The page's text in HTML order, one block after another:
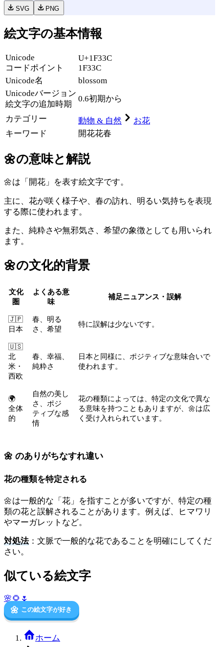
SVG PNG
絵文字の基本情報
Unicode
コードポイント
U+1F33C
1F33C
Unicode名
blossom
Unicodeバージョン
絵文字の追加時期
0.6初期から
カテゴリー 動物 & 自然
お花
キーワード
開花花春
🌼の意味と解説
🌼は「開花」を表す絵文字です。
主に、花が咲く様子や、春の訪れ、明るい気持ちを表現
する際に使われます。
また、純粋さや無邪気さ、希望の象徴としても用いられ
ます。
🌼の文化的背景
文化
圏
よくある意
味
補足ニュアンス・誤解
🇯🇵
日本
春、明る
さ、希望
特に誤解は少ないです。
🇺🇸
北
米・
西欧
春、幸福、
純粋さ
日本と同様に、ポジティブな意味合いで
使われます。
🌍
全体
的
自然の美し
さ、ポジ
ティブな感
情
花の種類によっては、特定の文化で異な
る意味を持つこともありますが、🌼は広
く受け入れられています。
🌼 のありがちなすれ違い
花の種類を特定される
🌼は一般的な「花」を指すことが多いですが、特定の種
類の花と誤解されることがあります。例えば、ヒマワリ
やマーガレットなど。
対処法：文脈で一般的な花であることを明確にしてくだ
さい。
似ている絵文字
🌸🌻 🌷
🌼 この絵文字が好き
ホーム